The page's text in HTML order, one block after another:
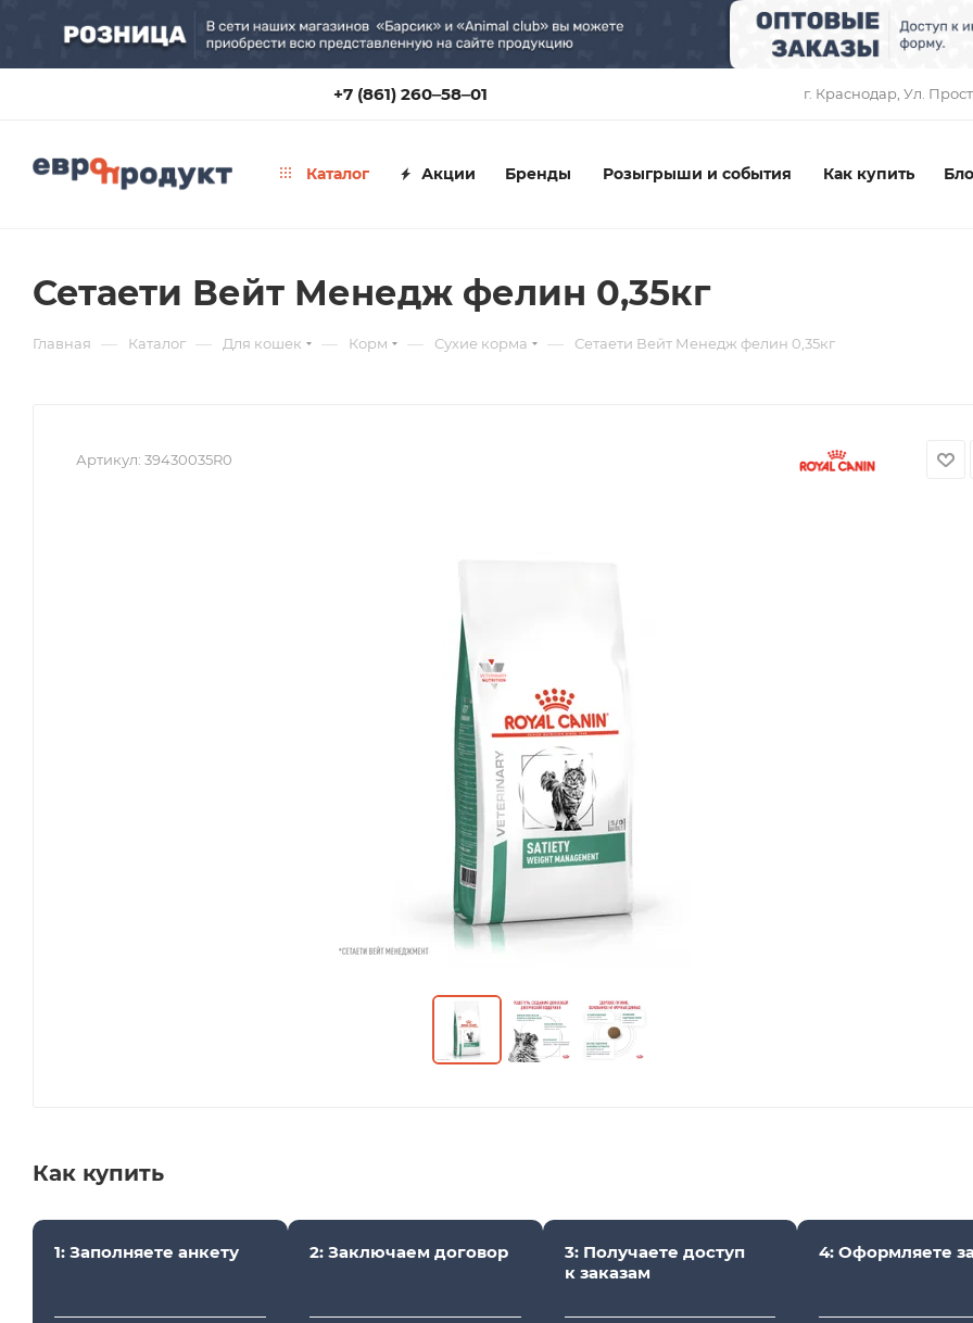
+7 (861) 260‒58‒01 г. Краснодар, ​Ул.
Каталог Акции Бренды Розыгрыши и события Как купить
Сетаети Вейт Менедж фелин 0,35кг
Главная — Каталог — Для кошек — Корм — Сухие корма — Сетаети Вейт Менедж фелин 0,35кг
Артикул: 39430035R0
Как купить
1: Заполняете анкету 2: Заключаем договор
3: Получаете доступ
к заказам
4: Оформляете